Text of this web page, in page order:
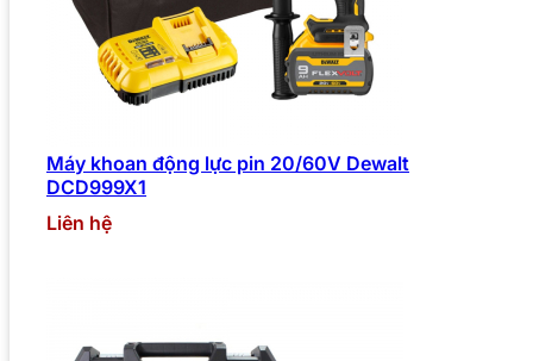
Máy khoan động lực pin 20/60V Dewalt
DCD999X1
Liên hệ